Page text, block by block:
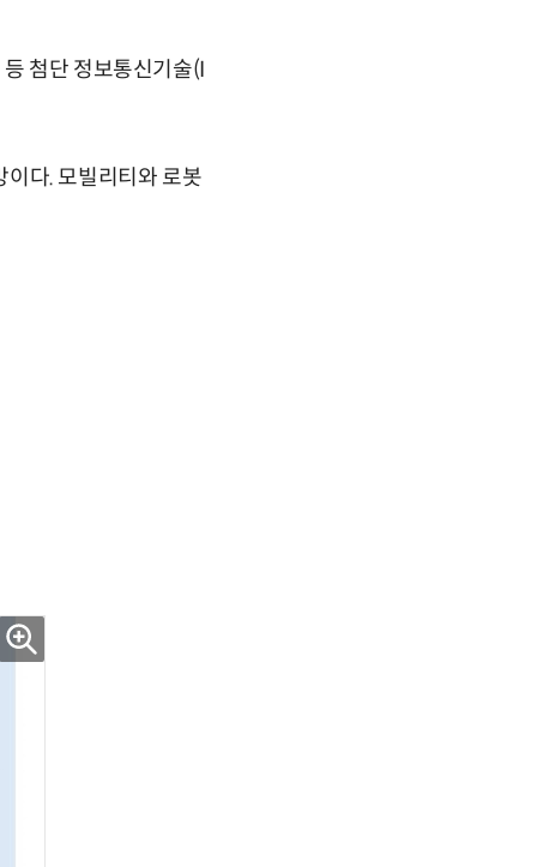
첨단 정보통신기술(I
다. 모빌리티와 로봇